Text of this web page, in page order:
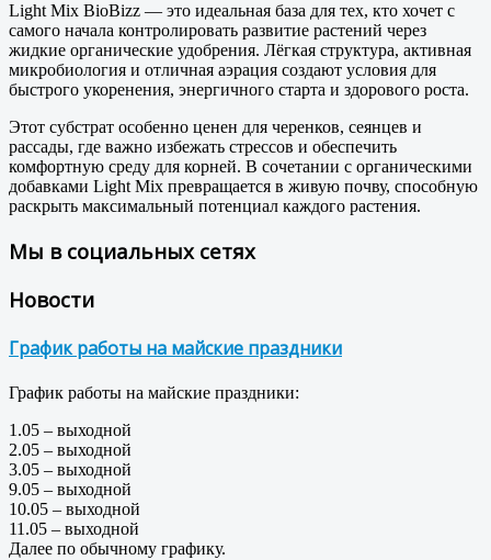
Light Mix BioBizz — это идеальная база для тех, кто хочет с
самого начала контролировать развитие растений через
жидкие органические удобрения. Лёгкая структура, активная
микробиология и отличная аэрация создают условия для
быстрого укоренения, энергичного старта и здорового роста.
Этот субстрат особенно ценен для черенков, сеянцев и
рассады, где важно избежать стрессов и обеспечить
комфортную среду для корней. В сочетании с органическими
добавками Light Mix превращается в живую почву, способную
раскрыть максимальный потенциал каждого растения.
Мы в социальных сетях
Новости
График работы на майские праздники
График работы на майские праздники:
1.05 – выходной
2.05 – выходной
3.05 – выходной
9.05 – выходной
10.05 – выходной
11.05 – выходной
Далее по обычному графику.